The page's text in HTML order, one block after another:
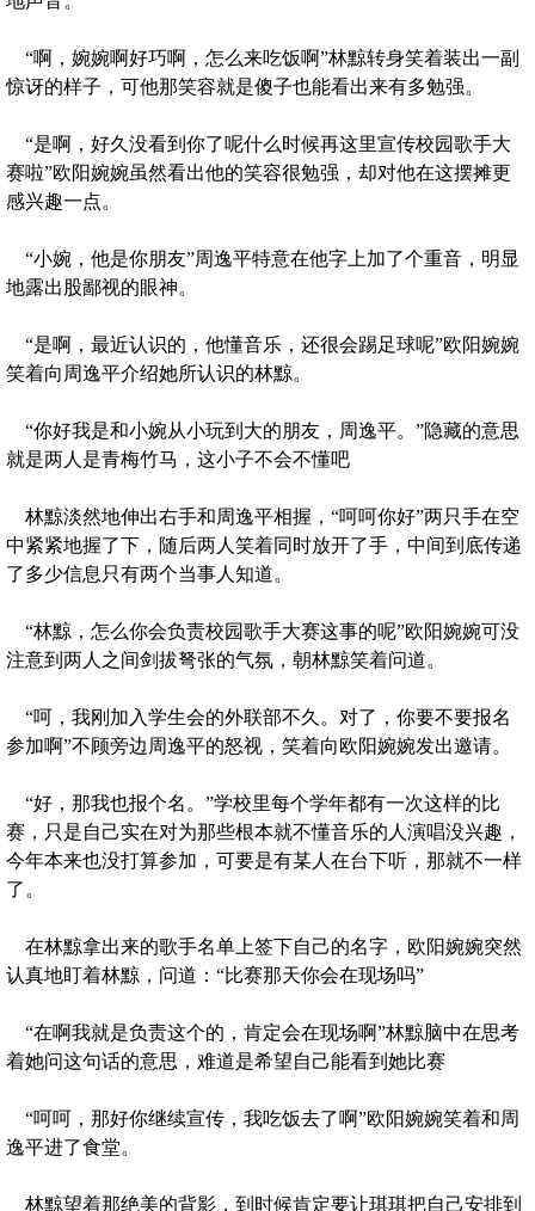
“啊，婉婉啊好巧啊，怎么来吃饭啊”林黥转身笑着装出一副
惊讶的样子，可他那笑容就是傻子也能看出来有多勉强。
“是啊，好久没看到你了呢什么时候再这里宣传校园歌手大
赛啦”欧阳婉婉虽然看出他的笑容很勉强，却对他在这摆摊更
感兴趣一点。
“小婉，他是你朋友”周逸平特意在他字上加了个重音，明显
地露出股鄙视的眼神。
“是啊，最近认识的，他懂音乐，还很会踢足球呢”欧阳婉婉
笑着向周逸平介绍她所认识的林黥。
“你好我是和小婉从小玩到大的朋友，周逸平。”隐藏的意思
就是两人是青梅竹马，这小子不会不懂吧
林黥淡然地伸出右手和周逸平相握，“呵呵你好”两只手在空
中紧紧地握了下，随后两人笑着同时放开了手，中间到底传递
了多少信息只有两个当事人知道。
“林黥，怎么你会负责校园歌手大赛这事的呢”欧阳婉婉可没
注意到两人之间剑拔弩张的气氛，朝林黥笑着问道。
“呵，我刚加入学生会的外联部不久。对了，你要不要报名
参加啊”不顾旁边周逸平的怒视，笑着向欧阳婉婉发出邀请。
“好，那我也报个名。”学校里每个学年都有一次这样的比
赛，只是自己实在对为那些根本就不懂音乐的人演唱没兴趣，
今年本来也没打算参加，可要是有某人在台下听，那就不一样
了。
在林黥拿出来的歌手名单上签下自己的名字，欧阳婉婉突然
认真地盯着林黥，问道：“比赛那天你会在现场吗”
“在啊我就是负责这个的，肯定会在现场啊”林黥脑中在思考
着她问这句话的意思，难道是希望自己能看到她比赛
“呵呵，那好你继续宣传，我吃饭去了啊”欧阳婉婉笑着和周
逸平进了食堂。
林黥望着那绝美的背影，到时候肯定要让琪琪把自己安排到